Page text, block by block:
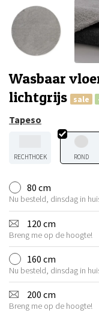
Wasbaar
lichtgrijs
sale
Tapeso
RECHTHOEK ROND
80 cm
Nu besteld, dinsdag in
120 cm
Breng me op de hoogte!
160 cm
Nu besteld, dinsdag in
200 cm
Breng me op de hoogte!